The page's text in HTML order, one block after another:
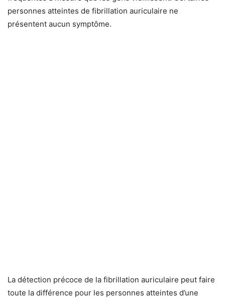
personnes atteintes de fibrillation auriculaire ne
présentent aucun symptôme.
La détection précoce de la fibrillation auriculaire peut faire
toute la différence pour les personnes atteintes d’une